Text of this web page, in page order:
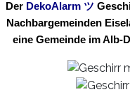
Der DekoAlarm ツ
Nachbargemeinden
eine Gemeinde im Alb-